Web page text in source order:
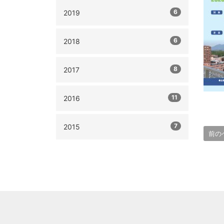
前の
2019 6
2018 6
2017 8
2016 11
2015 7